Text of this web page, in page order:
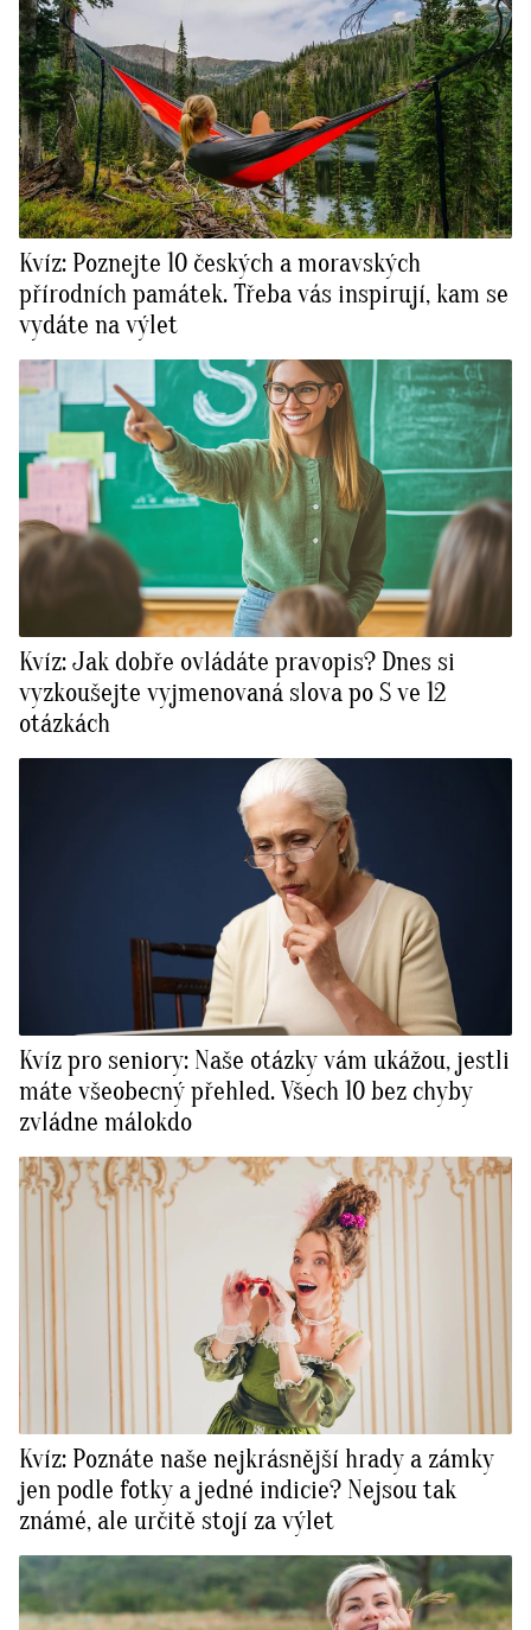
Kvíz: Poznejte 10 českých a moravských
přírodních památek. Třeba vás inspirují, kam se
vydáte na výlet
Kvíz: Jak dobře ovládáte pravopis? Dnes si
vyzkoušejte vyjmenovaná slova po S ve 12
otázkách
Kvíz pro seniory: Naše otázky vám ukážou, jestli
máte všeobecný přehled. Všech 10 bez chyby
zvládne málokdo
Kvíz: Poznáte naše nejkrásnější hrady a zámky
jen podle fotky a jedné indicie? Nejsou tak
známé, ale určitě stojí za výlet